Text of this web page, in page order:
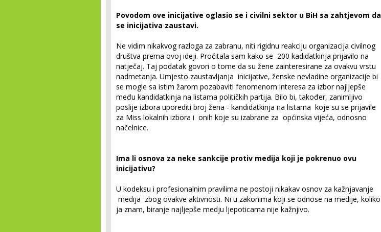
Povodom ove inicijative oglasio se i civilni sektor u BiH sa zahtjevom da
se inicijativa zaustavi.
Ne vidim nikakvog razloga za zabranu, niti rigidnu reakciju organizacija civilnog
društva prema ovoj ideji. Pročitala sam kako se 200 kadidatkinja prijavilo na
natječaj. Taj podatak govori o tome da su žene zainteresirane za ovakvu vrstu
nadmetanja. Umjesto zaustavljanja inicijative, ženske nevladine organizacije bi
se mogle sa istim žarom pozabaviti fenomenom interesa za izbor najljepše
među kandidatkinja na listama političkih partija. Bilo bi, također, zanimljivo
poslije izbora uporediti broj žena - kandidatkinja na listama koje su se prijavile
za Miss lokalnih izbora i onih koje su izabrane za općinska vijeća, odnosno
načelnice.
Ima li osnova za neke sankcije protiv medija koji je pokrenuo ovu
inicijativu?
U kodeksu i profesionalnim pravilima ne postoji nikakav osnov za kažnjavanje
medija zbog ovakve aktivnosti. Ni u zakonima koji se odnose na medije, koliko
ja znam, biranje najljepše medju ljepoticama nije kažnjivo.